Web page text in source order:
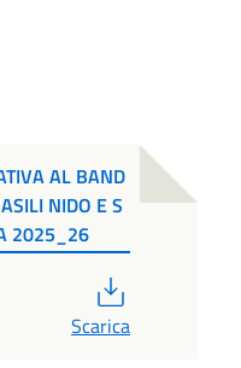
AL BAND
NIDO E S
2025_26
Scarica